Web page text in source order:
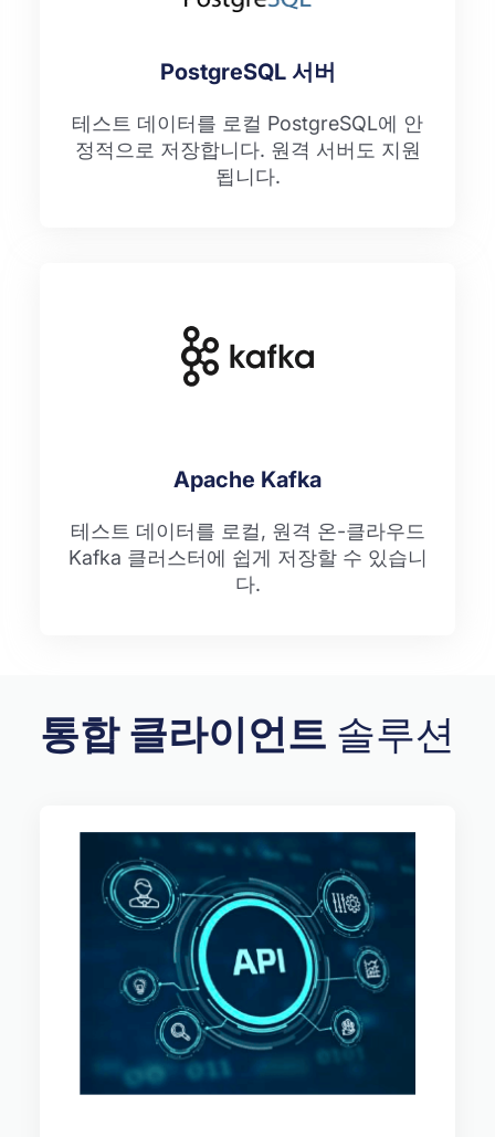
PostgreSQL 서버
테스트 데이터를 로컬 PostgreSQL에 안
정적으로 저장합니다. 원격 서버도 지원
됩니다.
Apache Kafka
테스트 데이터를 로컬, 원격 온-클라우드
Kafka 클러스터에 쉽게 저장할 수 있습니
다.
통합 클라이언트 솔루션